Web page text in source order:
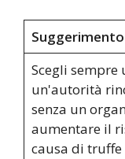
Scegli
un'autorità
senza un
aumentare il
causa di truffe